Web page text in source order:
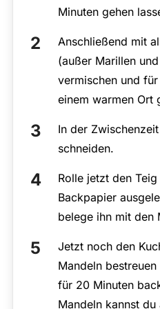
Minuten gehen
Anschließend mit
(außer Marillen
vermischen und
einem warmen Ort
In der
schneiden.
Rolle jetzt den
Backpapier
belege ihn mit den
Jetzt noch den
Mandeln
für 20 Minuten
Mandeln kannst